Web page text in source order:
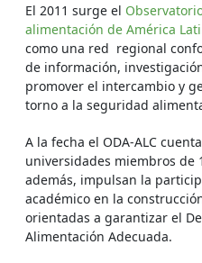
El 2011 surge el
alimentación de América
como una red regional
de información,
promover el intercambio y
torno a la seguridad
A la fecha el ODA-ALC
universidades miembros de
además, impulsan la
académico en la
orientadas a garantizar el
Alimentación Adecuada.